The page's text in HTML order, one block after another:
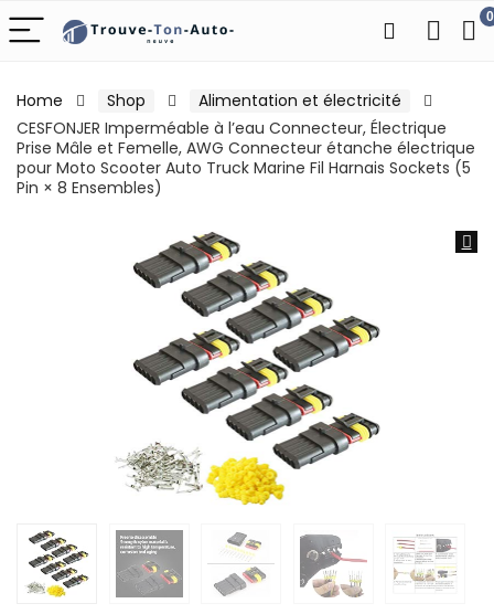
0
Home Shop
Alimentation et électricité
CESFONJER Imperméable à l’eau Connecteur, Électrique
Prise Mâle et Femelle, AWG Connecteur étanche électrique
pour Moto Scooter Auto Truck Marine Fil Harnais Sockets (5
Pin × 8 Ensembles)